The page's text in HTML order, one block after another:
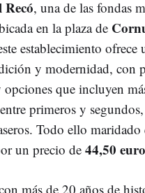
, una de las fondas
en la plaza de
establecimiento ofrece
y modernidad, con
opciones que incluyen
primeros y
Todo ello
un precio de 44,50
más de 20 años de